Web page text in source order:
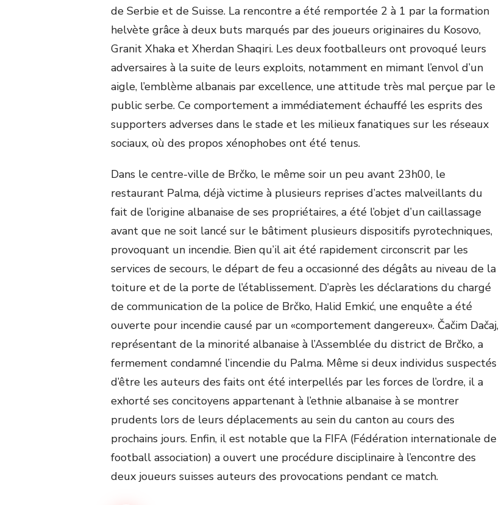
de Serbie et de Suisse. La rencontre a été remportée 2 à 1 par la formation
helvète grâce à deux buts marqués par des joueurs originaires du Kosovo,
Granit Xhaka et Xherdan Shaqiri. Les deux footballeurs ont provoqué leurs
adversaires à la suite de leurs exploits, notamment en mimant l’envol d’un
aigle, l’emblème albanais par excellence, une attitude très mal perçue par le
public serbe. Ce comportement a immédiatement échauffé les esprits des
supporters adverses dans le stade et les milieux fanatiques sur les réseaux
sociaux, où des propos xénophobes ont été tenus.
Dans le centre-ville de Brčko, le même soir un peu avant 23h00, le
restaurant Palma, déjà victime à plusieurs reprises d’actes malveillants du
fait de l’origine albanaise de ses propriétaires, a été l’objet d’un caillassage
avant que ne soit lancé sur le bâtiment plusieurs dispositifs pyrotechniques,
provoquant un incendie. Bien qu’il ait été rapidement circonscrit par les
services de secours, le départ de feu a occasionné des dégâts au niveau de la
toiture et de la porte de l’établissement. D’après les déclarations du chargé
de communication de la police de Brčko, Halid Emkić, une enquête a été
ouverte pour incendie causé par un «comportement dangereux». Čačim Dačaj,
représentant de la minorité albanaise à l’Assemblée du district de Brčko, a
fermement condamné l’incendie du Palma. Même si deux individus suspectés
d’être les auteurs des faits ont été interpellés par les forces de l’ordre, il a
exhorté ses concitoyens appartenant à l’ethnie albanaise à se montrer
prudents lors de leurs déplacements au sein du canton au cours des
prochains jours. Enfin, il est notable que la FIFA (Fédération internationale de
football association) a ouvert une procédure disciplinaire à l’encontre des
deux joueurs suisses auteurs des provocations pendant ce match.